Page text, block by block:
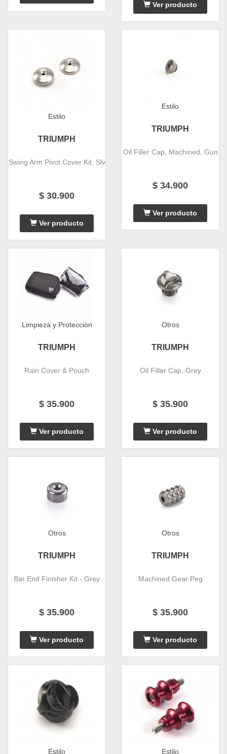
Ver producto
Estilo
TRIUMPH
Swing Arm Pivot Cover Kit, Slv
$ 30.900
Ver producto
Estilo
TRIUMPH
Oil Filler Cap, Machined, Gun
$ 34.900
Ver producto
Limpieza y Protección
TRIUMPH
Rain Cover & Pouch
$ 35.900
Ver producto
Otros
TRIUMPH
Oil Filler Cap, Grey
$ 35.900
Ver producto
Otros
TRIUMPH
Bar End Finisher Kit - Grey
$ 35.900
Ver producto
Otros
TRIUMPH
Machined Gear Peg
$ 35.900
Ver producto
Estilo Estilo